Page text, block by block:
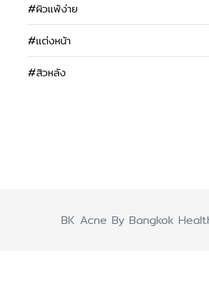
#ผิวแพ้ง่าย
#แต่งหน้า
#สิวหลัง
BK Acne By Bangkok